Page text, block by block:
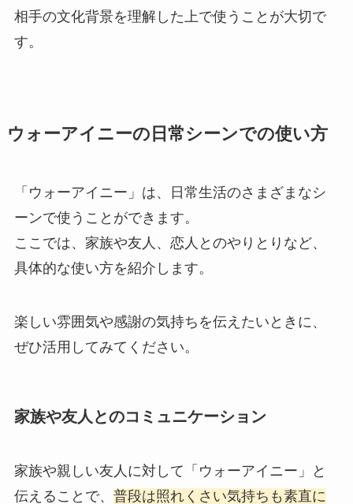
相手の文化背景を理解した上で使うことが大切で
す。
ウォーアイニーの日常シーンでの使い方
「ウォーアイニー」は、日常生活のさまざまなシ
ーンで使うことができます。
ここでは、家族や友人、恋人とのやりとりなど、
具体的な使い方を紹介します。
楽しい雰囲気や感謝の気持ちを伝えたいときに、
ぜひ活用してみてください。
家族や友人とのコミュニケーション
家族や親しい友人に対して「ウォーアイニー」と
伝えることで、 普段は照れくさい気持ちも素直に